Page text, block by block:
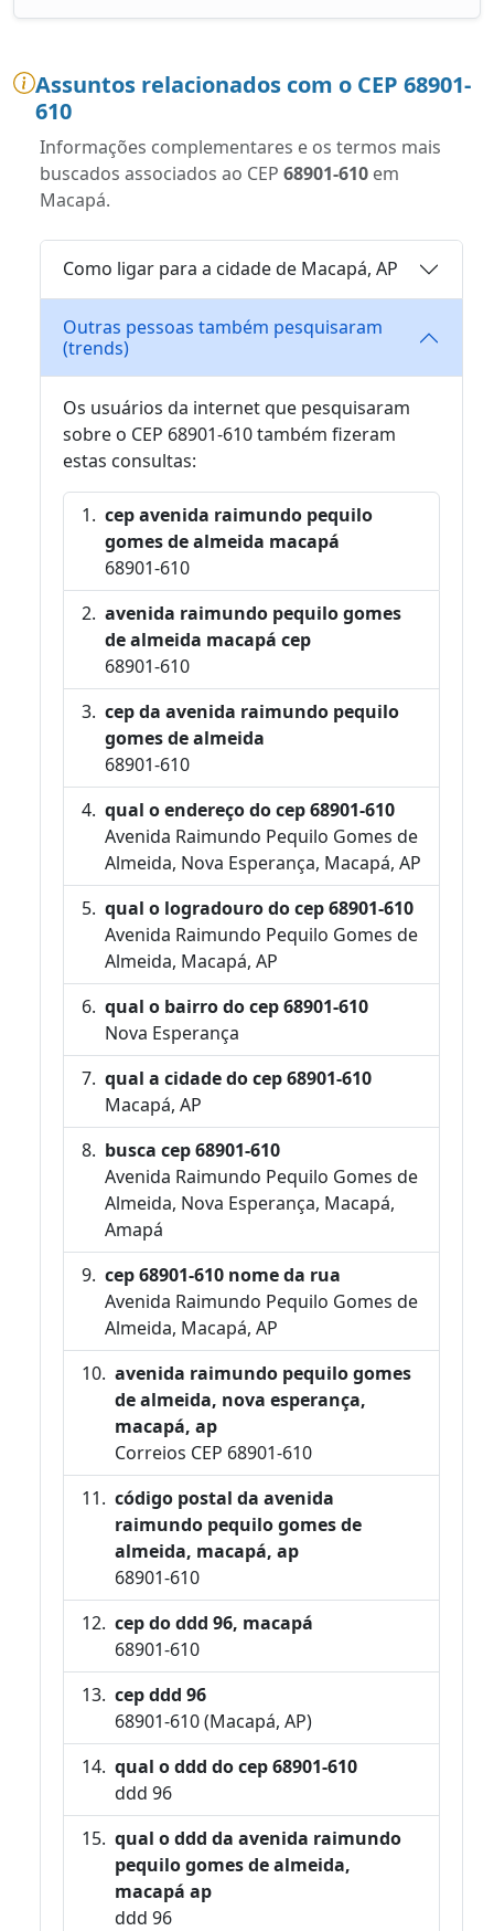
Assuntos relacionados com o CEP 68901-
610
Informações complementares e os termos mais
buscados associados ao CEP 68901-610 em
Macapá.
Como ligar para a cidade de Macapá, AP
Outras pessoas também pesquisaram
(trends)
Os usuários da internet que pesquisaram
sobre o CEP 68901-610 também fizeram
estas consultas:
cep avenida raimundo pequilo
gomes de almeida macapá
68901-610
avenida raimundo pequilo gomes
de almeida macapá cep
68901-610
cep da avenida raimundo pequilo
gomes de almeida
68901-610
qual o endereço do cep 68901-610
Avenida Raimundo Pequilo Gomes de
Almeida, Nova Esperança, Macapá, AP
qual o logradouro do cep 68901-610
Avenida Raimundo Pequilo Gomes de
Almeida, Macapá, AP
qual o bairro do cep 68901-610
Nova Esperança
qual a cidade do cep 68901-610
Macapá, AP
busca cep 68901-610
Avenida Raimundo Pequilo Gomes de
Almeida, Nova Esperança, Macapá,
Amapá
cep 68901-610 nome da rua
Avenida Raimundo Pequilo Gomes de
Almeida, Macapá, AP
avenida raimundo pequilo gomes
de almeida, nova esperança,
macapá, ap
Correios CEP 68901-610
código postal da avenida
raimundo pequilo gomes de
almeida, macapá, ap
68901-610
cep do ddd 96, macapá
68901-610
cep ddd 96
68901-610 (Macapá, AP)
qual o ddd do cep 68901-610
ddd 96
qual o ddd da avenida raimundo
pequilo gomes de almeida,
macapá ap
ddd 96